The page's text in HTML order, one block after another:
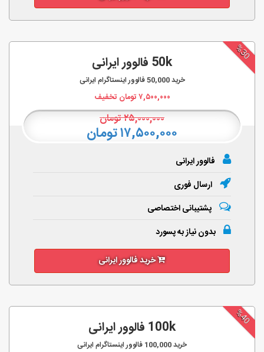
%30
50k فالوور ایرانی
خرید50,000فالوور اینستاگرام ایرانی
۷,۵۰۰,۰۰۰تومان تخفیف
۲۵,۰۰۰,۰۰۰تومان
۱۷,۵۰۰,۰۰۰ تومان
فالوور ایرانی
ارسال فوری
پشتیبانی اختصاصی
بدون نیاز به پسورد
خرید فالوور ایرانی
%40
100k فالوور ایرانی
خرید100,000 فالوور اینستاگرام ایرانی